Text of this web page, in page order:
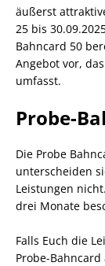
äußerst
25 bis
Bahncard 50
Angebot vor,
umfasst.
Probe-
Die Probe
unterscheiden
Leistungen
drei Monate
Falls Euch die
Probe-